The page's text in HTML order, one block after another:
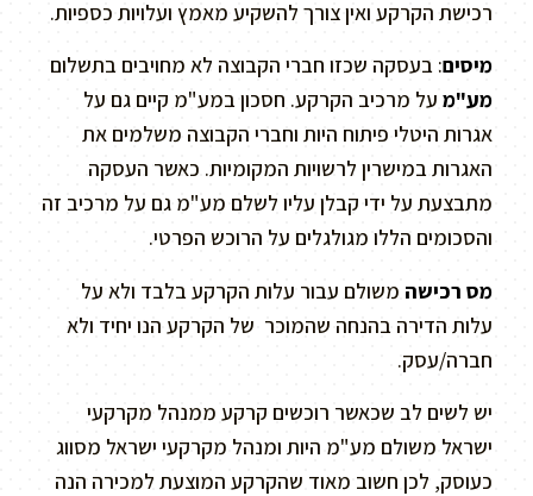
רכישת הקרקע ואין צורך להשקיע מאמץ ועלויות כספיות.
מיסים: בעסקה שכזו חברי הקבוצה לא מחויבים בתשלום
מע"מעל מרכיב הקרקע. חסכון במע"מ קיים גם על
אגרות היטלי פיתוח היות וחברי הקבוצה משלמים את
האגרות במישרין לרשויות המקומיות. כאשר העסקה
מתבצעת על ידי קבלן עליו לשלם מע"מ גם על מרכיב זה
והסכומים הללו מגולגלים על הרוכש הפרטי.
מס רכישה משולם עבור עלות הקרקע בלבד ולא על
עלות הדירה בהנחה שהמוכר של הקרקע הנו יחיד ולא
חברה/עסק.
יש לשים לב שכאשר רוכשים קרקע ממנהל מקרקעי
ישראל משולם מע"מ היות ומנהל מקרקעי ישראל מסווג
כעוסק, לכן חשוב מאוד שהקרקע המוצעת למכירה הנה